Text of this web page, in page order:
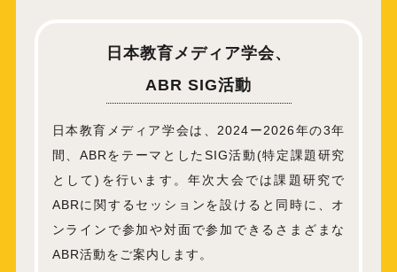
日本教育メディア学会、
ABR SIG活動
日本教育メディア学会は、2024ー2026年の3年
間、ABRをテーマとしたSIG活動(特定課題研究
として)を行います。年次大会では課題研究で
ABRに関するセッションを設けると同時に、オ
ンラインで参加や対面で参加できるさまざまな
ABR活動をご案内します。